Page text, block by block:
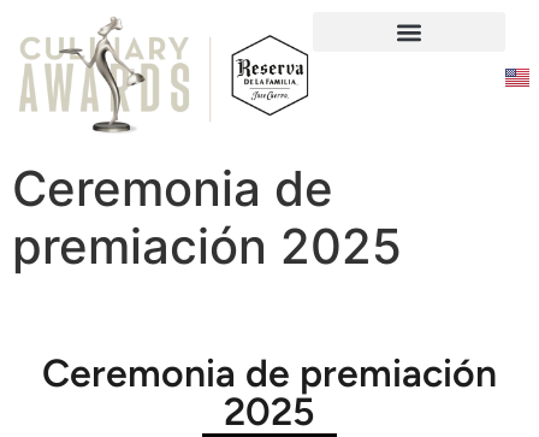
Ceremonia de
premiación 2025
Ceremonia de premiación
2025